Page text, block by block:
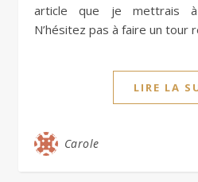
article que je mettrais à
N’hésitez pas à faire un tour
LIRE LA
Carole